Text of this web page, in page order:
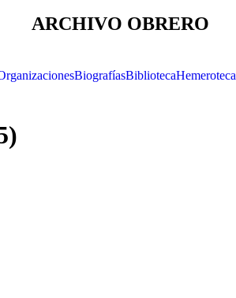
ARCHIVO OBRERO
BiografíasBibliotecaHemeroteca